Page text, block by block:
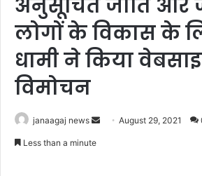
अनुसूचित जाति और
लोगों के विकास के
धामी ने किया
विमोचन
janaagaj news
SendAugust 29, 2021
Less than a minute